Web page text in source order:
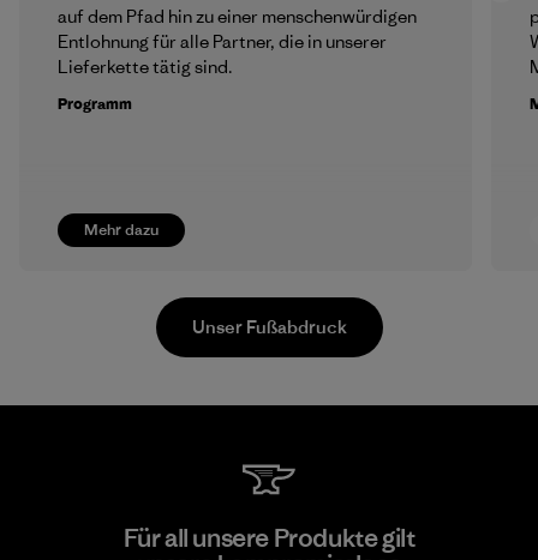
Mehr dazu
auf dem Pfad hin zu einer menschenwürdigen
Entlohnung für alle Partner, die in unserer
Lieferkette tätig sind.
Programm
Toyota Tsusho
Unser Fußabdruck
Für all unsere Produkte gilt